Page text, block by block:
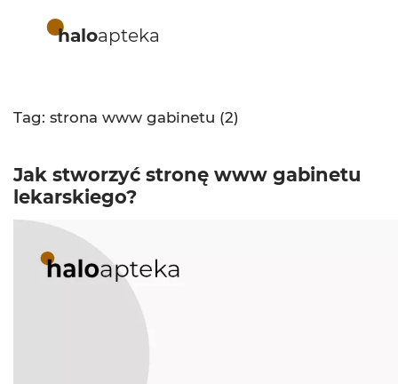
haloapteka
Tag: strona www gabinetu (2)
Jak stworzyć stronę www gabinetu
lekarskiego?